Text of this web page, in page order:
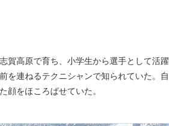
賀高原で育ち、小学生から選手として活躍
を連ねるテクニシャンで知られていた。自
顔をほころばせていた。